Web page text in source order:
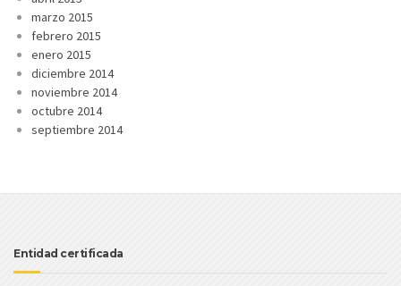
marzo 2015
febrero 2015
enero 2015
diciembre 2014
noviembre 2014
octubre 2014
septiembre 2014
Entidad certificada